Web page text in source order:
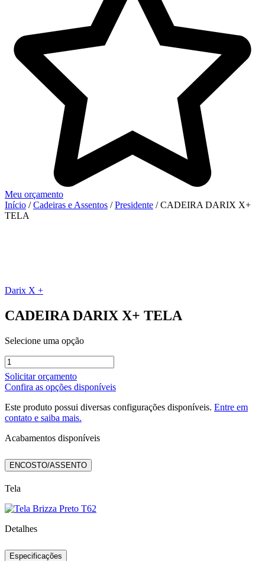
Meu orçamento
Início /Cadeiras e Assentos /Presidente / CADEIRA DARIX X+
TELA
Darix X +
CADEIRA DARIX X+ TELA
Selecione uma opção
CADEIRA
DARIX
X+
TELA
quantidade
Solicitar orçamento
Confira as opções disponíveis
Este produto possui diversas configurações disponíveis. Entre em
contato e saiba mais.
Acabamentos disponíveis
ENCOSTO/ASSENTO
Tela
Detalhes
Especificações